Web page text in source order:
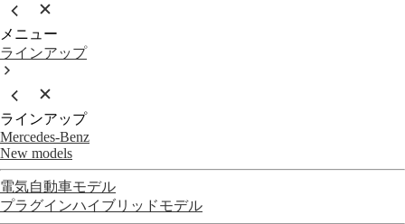
メニュー
ラインアップ
ラインアップ
Mercedes-Benz
New models
電気自動車モデル
プラグインハイブリッドモデル